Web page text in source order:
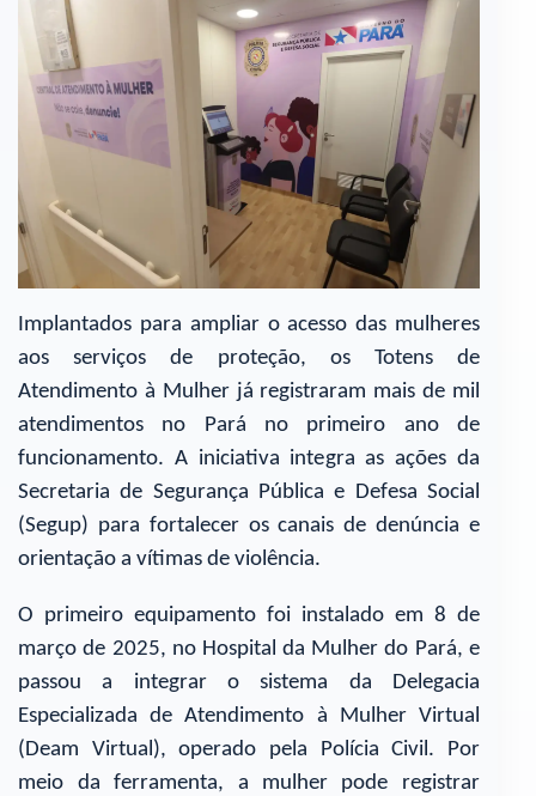
Implantados para ampliar o acesso das mulheres
aos serviços de proteção, os Totens de
Atendimento à Mulher já registraram mais de mil
atendimentos no Pará no primeiro ano de
funcionamento. A iniciativa integra as ações da
Secretaria de Segurança Pública e Defesa Social
(Segup) para fortalecer os canais de denúncia e
orientação a vítimas de violência.
O primeiro equipamento foi instalado em 8 de
março de 2025, no Hospital da Mulher do Pará, e
passou a integrar o sistema da Delegacia
Especializada de Atendimento à Mulher Virtual
(Deam Virtual), operado pela Polícia Civil. Por
meio da ferramenta, a mulher pode registrar